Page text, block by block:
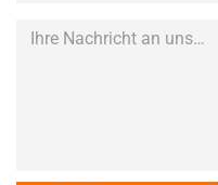
(optional)